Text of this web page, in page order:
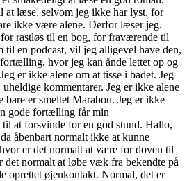
at læse, selvom jeg ikke har lyst, for
ikke være alene. Derfor læser jeg.
rastløs til en bog, for fraværende til
en podcast, vil jeg alligevel have den,
hvor jeg kan ånde lettet op og
er ikke alene om at tisse i badet. Jeg
kommentarer. Jeg er ikke alene
er smeltet Marabou. Jeg er ikke
gode fortælling får min
til at forsvinde for en god stund. Hallo,
åbenbart normalt ikke at kunne
er det normalt at være for doven til
det normalt at løbe væk fra bekendte på
oprettet øjenkontakt. Normal, det er